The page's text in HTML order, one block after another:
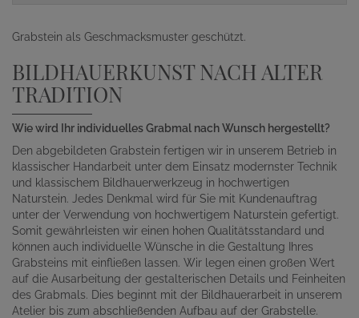
Grabstein als Geschmacksmuster geschützt.
BILDHAUERKUNST NACH ALTER
TRADITION
Wie wird Ihr individuelles Grabmal nach Wunsch hergestellt?
Den abgebildeten Grabstein fertigen wir in unserem Betrieb in
klassischer Handarbeit unter dem Einsatz modernster Technik
und klassischem Bildhauerwerkzeug in hochwertigen
Naturstein. Jedes Denkmal wird für Sie mit Kundenauftrag
unter der Verwendung von hochwertigem Naturstein gefertigt.
Somit gewährleisten wir einen hohen Qualitätsstandard und
können auch individuelle Wünsche in die Gestaltung Ihres
Grabsteins mit einfließen lassen. Wir legen einen großen Wert
auf die Ausarbeitung der gestalterischen Details und Feinheiten
des Grabmals. Dies beginnt mit der Bildhauerarbeit in unserem
Atelier bis zum abschließenden Aufbau auf der Grabstelle.